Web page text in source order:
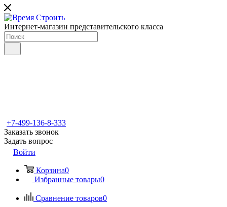
Интернет-магазин представительского класса
+7-499-136-8-333
Заказать звонок
Задать вопрос
Войти
Корзина0
Избранные товары0
Сравнение товаров0